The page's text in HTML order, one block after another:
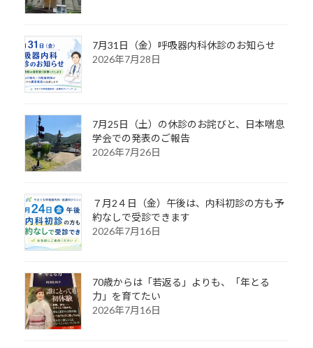
7月31日（金）呼吸器内科休診のお知らせ
2026年7月28日
7月25日（土）の休診のお詫びと、日本喘息
学会での発表のご報告
2026年7月26日
７月2４日（金）午後は、内科初診の方も予
約なしで受診できます
2026年7月16日
70歳からは「若返る」よりも、「年とる
力」を育てたい
2026年7月16日